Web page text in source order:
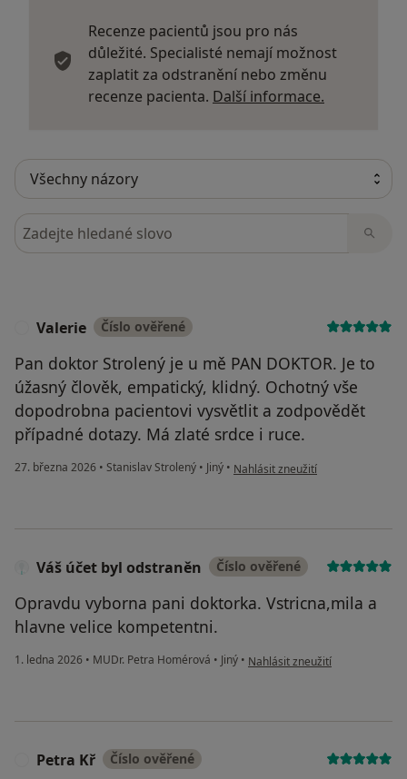
Recenze pacientů jsou pro nás
důležité. Specialisté nemají možnost
zaplatit za odstranění nebo změnu
recenze pacienta. Další informace.
Hledejte v názorech
Valerie Číslo ověřené
Pan doktor Strolený je u mě PAN DOKTOR. Je to
úžasný člověk, empatický, klidný. Ochotný vše
dopodrobna pacientovi vysvětlit a zodpovědět
případné dotazy. Má zlaté srdce i ruce.
27. března 2026 • Stanislav Strolený • Jiný • podle názoru uživatele Valerie
Nahlásit zneužití
Váš účet byl odstraněn Číslo ověřené
Opravdu vyborna pani doktorka. Vstricna,mila a
hlavne velice kompetentni.
1. ledna 2026 • MUDr. Petra Homérová • Jiný • podle názoru uživatele Váš
Nahlásit zneužití
Petra Kř Číslo ověřené